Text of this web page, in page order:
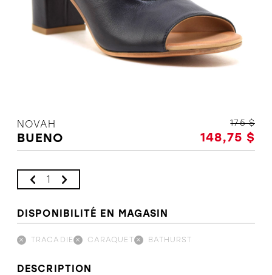
L'équipe
NOVAH
BUENO 148,75 $
175 $
DISPONIBILITÉ EN MAGASIN
TRACADIE CARAQUET BATHURST
DESCRIPTION